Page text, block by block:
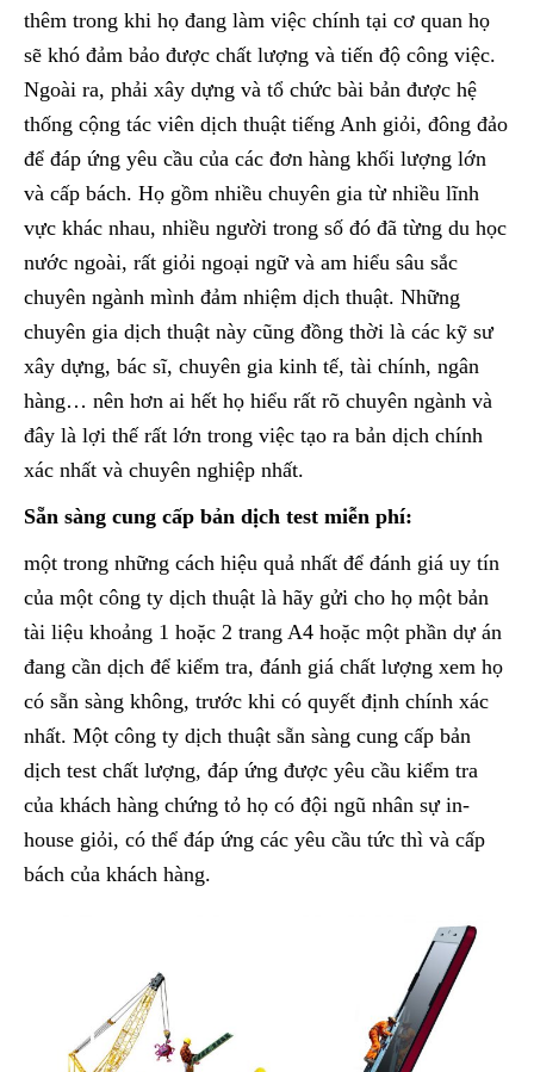
thêm trong khi họ đang làm việc chính tại cơ quan họ
sẽ khó đảm bảo được chất lượng và tiến độ công việc.
Ngoài ra, phải xây dựng và tổ chức bài bản được hệ
thống cộng tác viên dịch thuật tiếng Anh giỏi, đông đảo
để đáp ứng yêu cầu của các đơn hàng khối lượng lớn
và cấp bách. Họ gồm nhiều chuyên gia từ nhiều lĩnh
vực khác nhau, nhiều người trong số đó đã từng du học
nước ngoài, rất giỏi ngoại ngữ và am hiểu sâu sắc
chuyên ngành mình đảm nhiệm dịch thuật. Những
chuyên gia dịch thuật này cũng đồng thời là các kỹ sư
xây dựng, bác sĩ, chuyên gia kinh tế, tài chính, ngân
hàng… nên hơn ai hết họ hiểu rất rõ chuyên ngành và
đây là lợi thế rất lớn trong việc tạo ra bản dịch chính
xác nhất và chuyên nghiệp nhất.
Sẵn sàng cung cấp bản dịch test miễn phí:
một trong những cách hiệu quả nhất để đánh giá uy tín
của một công ty dịch thuật là hãy gửi cho họ một bản
tài liệu khoảng 1 hoặc 2 trang A4 hoặc một phần dự án
đang cần dịch để kiểm tra, đánh giá chất lượng xem họ
có sẵn sàng không, trước khi có quyết định chính xác
nhất. Một công ty dịch thuật sẵn sàng cung cấp bản
dịch test chất lượng, đáp ứng được yêu cầu kiểm tra
của khách hàng chứng tỏ họ có đội ngũ nhân sự in-
house giỏi, có thể đáp ứng các yêu cầu tức thì và cấp
bách của khách hàng.